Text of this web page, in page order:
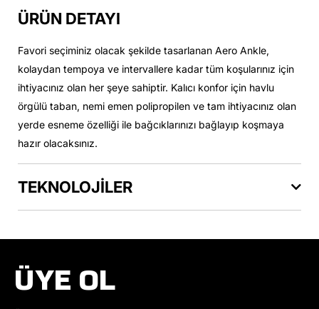
ÜRÜN DETAYI
Favori seçiminiz olacak şekilde tasarlanan Aero Ankle,
kolaydan tempoya ve intervallere kadar tüm koşularınız için
ihtiyacınız olan her şeye sahiptir. Kalıcı konfor için havlu
örgülü taban, nemi emen polipropilen ve tam ihtiyacınız olan
yerde esneme özelliği ile bağcıklarınızı bağlayıp koşmaya
hazır olacaksınız.
TEKNOLOJİLER
ÜYE OL